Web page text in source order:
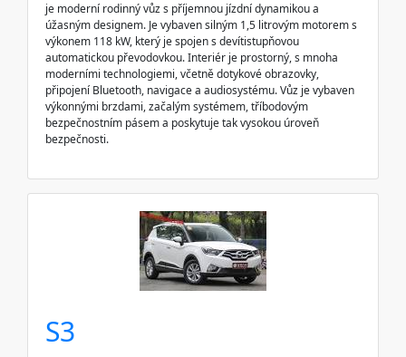
je moderní rodinný vůz s příjemnou jízdní dynamikou a
úžasným designem. Je vybaven silným 1,5 litrovým motorem s
výkonem 118 kW, který je spojen s devítistupňovou
automatickou převodovkou. Interiér je prostorný, s mnoha
moderními technologiemi, včetně dotykové obrazovky,
připojení Bluetooth, navigace a audiosystému. Vůz je vybaven
výkonnými brzdami, začalým systémem, tříbodovým
bezpečnostním pásem a poskytuje tak vysokou úroveň
bezpečnosti.
S3